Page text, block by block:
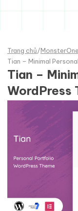
Trang chủ/MonsterOne
Tian – Minimal
Tian –
WordPress